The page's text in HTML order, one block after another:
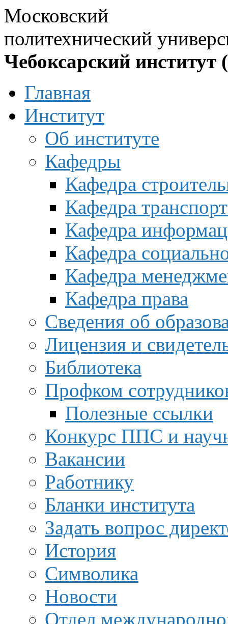
Московский
политехнический
Чебоксарский институт
Главная
Институт
Об институте
Кафедры
Кафедра
Кафедра
Кафедра
Кафедра
Кафедра
Кафедра права
Сведения об
Лицензия и
Библиотека
Профком
Полезные ссылки
Конкурс ППС и
Вакансии
Работнику
Бланки института
Задать вопрос
История
Символика
Новости
Отдел